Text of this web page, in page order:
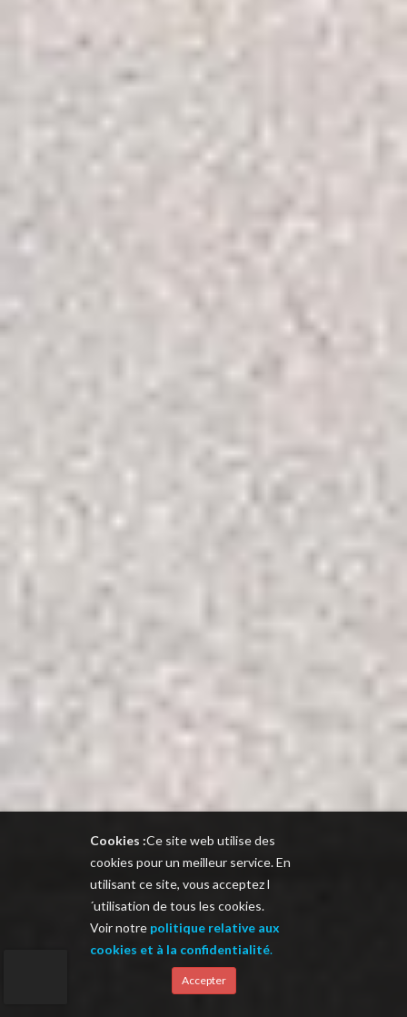
Cookies :Ce site web utilise des
cookies pour un meilleur service. En
utilisant ce site, vous acceptez l
´utilisation de tous les cookies.
Voir notre politique relative aux
cookies et à la confidentialité.
Accepter